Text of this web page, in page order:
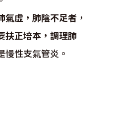
氣虛，肺陰不足者 ，
扶正培本，調理肺
慢性支氣管炎。